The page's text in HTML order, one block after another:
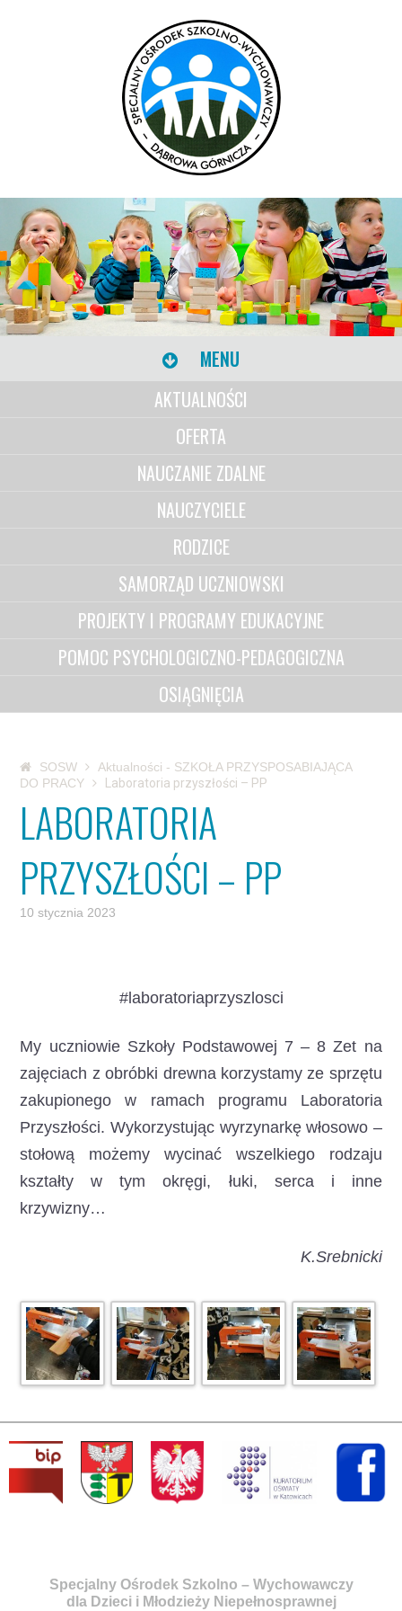
MENU
AKTUALNOŚCI
OFERTA
NAUCZANIE ZDALNE
NAUCZYCIELE
RODZICE
SAMORZĄD UCZNIOWSKI
PROJEKTY I PROGRAMY EDUKACYJNE
POMOC PSYCHOLOGICZNO-PEDAGOGICZNA
OSIĄGNIĘCIA
SOSW
Aktualności - SZKOŁA PRZYSPOSABIAJĄCA
DO PRACY
Laboratoria przyszłości – PP
LABORATORIA
PRZYSZŁOŚCI – PP
10 stycznia 2023
#laboratoriaprzyszlosci
My uczniowie Szkoły Podstawowej 7 – 8 Zet na
zajęciach z obróbki drewna korzystamy ze sprzętu
zakupionego w ramach programu Laboratoria
Przyszłości. Wykorzystując wyrzynarkę włosowo –
stołową możemy wycinać wszelkiego rodzaju
kształty w tym okręgi, łuki, serca i inne
krzywizny…
K.Srebnicki
Specjalny Ośrodek Szkolno – Wychowawczy
dla Dzieci i Młodzieży Niepełnosprawnej